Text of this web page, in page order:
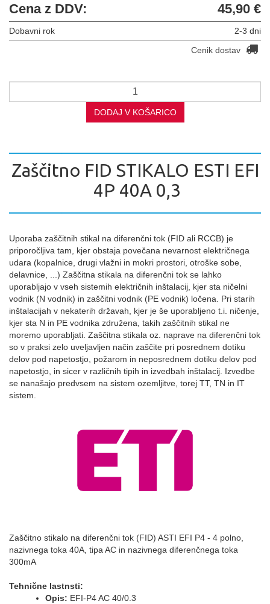
Cena z DDV: 45,90 €
Dobavni rok
2-3 dni
Cenik dostav
DODAJ V KOŠARICO
Zaščitno FID STIKALO ESTI EFI
4P 40A 0,3
Uporaba zaščitnih stikal na diferenčni tok (FID ali RCCB) je
priporočljiva tam, kjer obstaja povečana nevarnost električnega
udara (kopalnice, drugi vlažni in mokri prostori, otroške sobe,
delavnice, ...) Zaščitna stikala na diferenčni tok se lahko
uporabljajo v vseh sistemih električnih inštalacij, kjer sta ničelni
vodnik (N vodnik) in zaščitni vodnik (PE vodnik) ločena. Pri starih
inštalacijah v nekaterih državah, kjer je še uporabljeno t.i. ničenje,
kjer sta N in PE vodnika združena, takih zaščitnih stikal ne
moremo uporabljati. Zaščitna stikala oz. naprave na diferenčni tok
so v praksi zelo uveljavljen način zaščite pri posrednem dotiku
delov pod napetostjo, požarom in neposrednem dotiku delov pod
napetostjo, in sicer v različnih tipih in izvedbah inštalacij. Izvedbe
se nanašajo predvsem na sistem ozemljitve, torej TT, TN in IT
sistem.
Zaščitno stikalo na diferenčni tok (FID) ASTI EFI P4 - 4 polno,
nazivnega toka 40A, tipa AC in nazivnega diferenčnega toka
300mA
Tehnične lastnsti:
Opis: EFI-P4 AC 40/0.3